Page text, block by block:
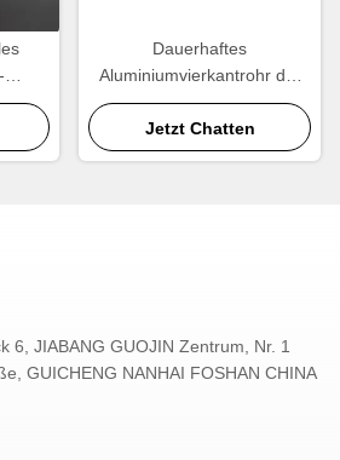
Dauerhaftes
Aluminiumvierkantrohr der
Breiten-4-9mm der Stärke-
1.5-2mm für Auto-
Heizkörper
Jetzt Chatten
6, JIABANG GUOJIN Zentrum, Nr. 1
GUICHENG NANHAI FOSHAN CHINA